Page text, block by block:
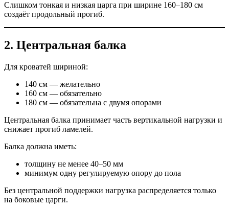
Слишком тонкая и низкая царга при ширине 160–180 см
создаёт продольный прогиб.
2. Центральная балка
Для кроватей шириной:
140 см — желательно
160 см — обязательно
180 см — обязательна с двумя опорами
Центральная балка принимает часть вертикальной нагрузки и
снижает прогиб ламелей.
Балка должна иметь:
толщину не менее 40–50 мм
минимум одну регулируемую опору до пола
Без центральной поддержки нагрузка распределяется только
на боковые царги.